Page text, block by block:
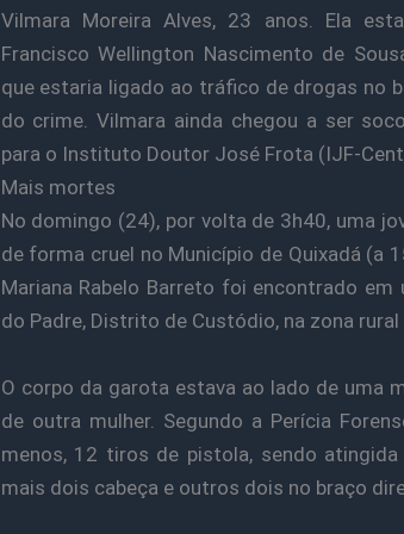
Vilmara Moreira Alves, 23 anos. Ela
Francisco Wellington Nascimento de
que estaria ligado ao tráfico de drogas no
do crime. Vilmara ainda chegou a ser
para o Instituto Doutor José Frota (IJF-
Mais mortes
No domingo (24), por volta de 3h40, uma
de forma cruel no Município de Quixadá (a
Mariana Rabelo Barreto foi encontrado
do Padre, Distrito de Custódio, na zona
O corpo da garota estava ao lado de uma
de outra mulher. Segundo a Perícia
menos, 12 tiros de pistola, sendo
mais dois cabeça e outros dois no braço